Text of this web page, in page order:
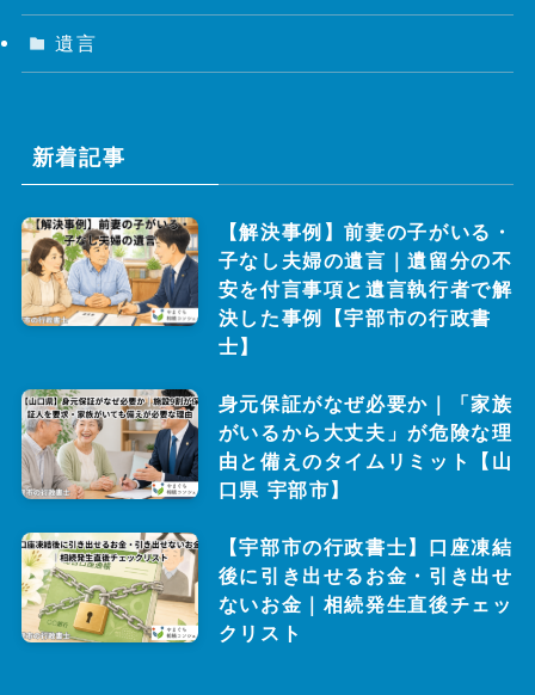
遺言
新着記事
【解決事例】前妻の子がいる・
子なし夫婦の遺言｜遺留分の不
安を付言事項と遺言執行者で解
決した事例【宇部市の行政書
士】
身元保証がなぜ必要か｜「家族
がいるから大丈夫」が危険な理
由と備えのタイムリミット【山
口県 宇部市】
【宇部市の行政書士】口座凍結
後に引き出せるお金・引き出せ
ないお金｜相続発生直後チェッ
クリスト